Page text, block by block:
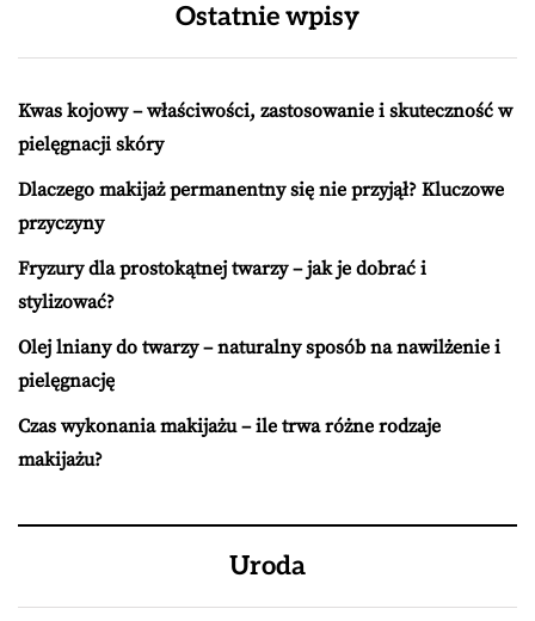
Ostatnie wpisy
Kwas kojowy – właściwości, zastosowanie i skuteczność w
pielęgnacji skóry
Dlaczego makijaż permanentny się nie przyjął? Kluczowe
przyczyny
Fryzury dla prostokątnej twarzy – jak je dobrać i
stylizować?
Olej lniany do twarzy – naturalny sposób na nawilżenie i
pielęgnację
Czas wykonania makijażu – ile trwa różne rodzaje
makijażu?
Uroda